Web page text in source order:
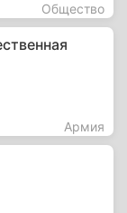
Общество
Армия